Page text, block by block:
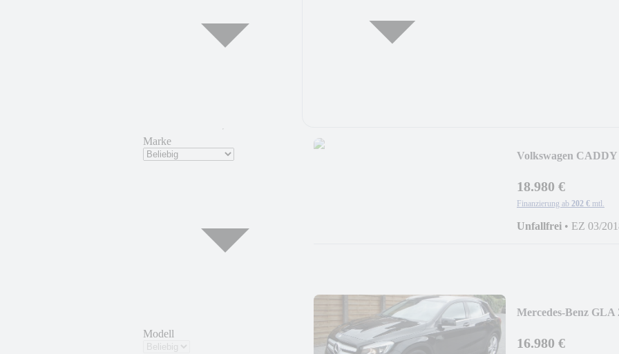
Marke
Modell
Volkswagen
18.980 €
Finanzierung ab 202 € mtl.
Unfallfrei • EZ 03/
Mercedes-Benz GLA
16.980 €